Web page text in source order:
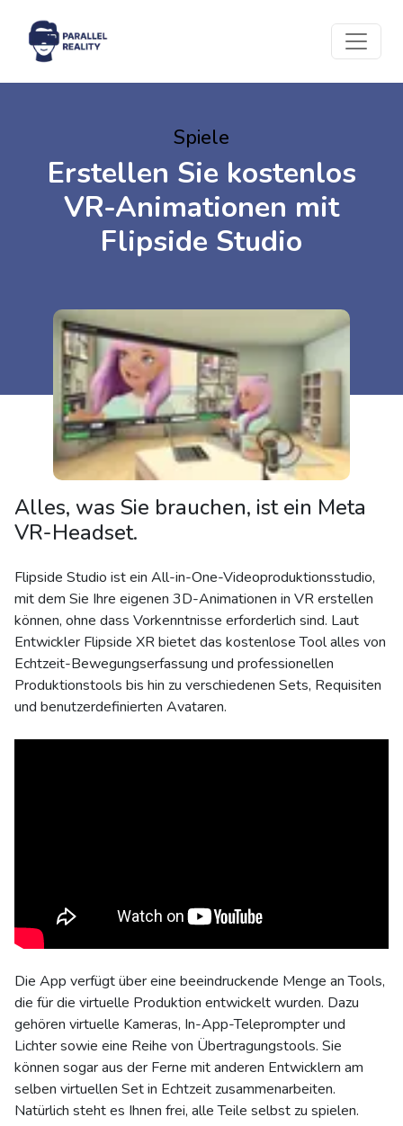
Spiele
Erstellen Sie kostenlos
VR-Animationen mit
Flipside Studio
Alles, was Sie brauchen, ist ein Meta
VR-Headset.
Flipside Studio ist ein All-in-One-Videoproduktionsstudio,
mit dem Sie Ihre eigenen 3D-Animationen in VR erstellen
können, ohne dass Vorkenntnisse erforderlich sind. Laut
Entwickler Flipside XR bietet das kostenlose Tool alles von
Echtzeit-Bewegungserfassung und professionellen
Produktionstools bis hin zu verschiedenen Sets, Requisiten
und benutzerdefinierten Avataren.
Die App verfügt über eine beeindruckende Menge an Tools,
die für die virtuelle Produktion entwickelt wurden. Dazu
gehören virtuelle Kameras, In-App-Teleprompter und
Lichter sowie eine Reihe von Übertragungstools. Sie
können sogar aus der Ferne mit anderen Entwicklern am
selben virtuellen Set in Echtzeit zusammenarbeiten.
Natürlich steht es Ihnen frei, alle Teile selbst zu spielen.